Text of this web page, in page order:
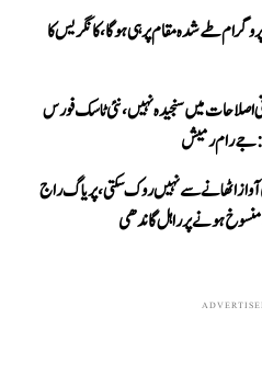
طے شدہ مقام پر ہی ہوگا، کانگریس کا
اصلاحات میں سنجیدہ نہیں، نئی ٹاسک فورس
جے رام رمیش
اٹھانے سے نہیں روک سکتی، پریاگ راج
ہونے پر راہل گاندھی